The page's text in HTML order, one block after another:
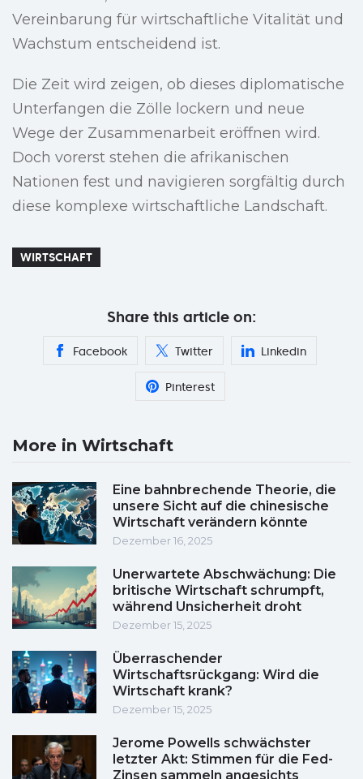
Vereinbarung für wirtschaftliche Vitalität und
Wachstum entscheidend ist.
Die Zeit wird zeigen, ob dieses diplomatische
Unterfangen die Zölle lockern und neue
Wege der Zusammenarbeit eröffnen wird.
Doch vorerst stehen die afrikanischen
Nationen fest und navigieren sorgfältig durch
diese komplexe wirtschaftliche Landschaft.
WIRTSCHAFT
Share this article on:
Facebook Twitter Linkedin
Pinterest
More in Wirtschaft
Eine bahnbrechende Theorie, die
unsere Sicht auf die chinesische
Wirtschaft verändern könnte
Dezember 16, 2025
Unerwartete Abschwächung: Die
britische Wirtschaft schrumpft,
während Unsicherheit droht
Dezember 15, 2025
Überraschender
Wirtschaftsrückgang: Wird die
Wirtschaft krank?
Dezember 15, 2025
Jerome Powells schwächster
letzter Akt: Stimmen für die Fed-
Zinsen sammeln angesichts